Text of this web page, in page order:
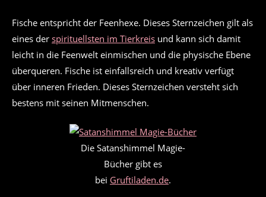
Fische entspricht der Feenhexe. Dieses Sternzeichen gilt als
eines der spirituellsten im Tierkreis und kann sich damit
leicht in die Feenwelt einmischen und die physische Ebene
überqueren. Fische ist einfallsreich und kreativ verfügt
über inneren Frieden. Dieses Sternzeichen versteht sich
bestens mit seinen Mitmenschen.
Die Satanshimmel Magie-
Bücher gibt es
bei Gruftiladen.de.